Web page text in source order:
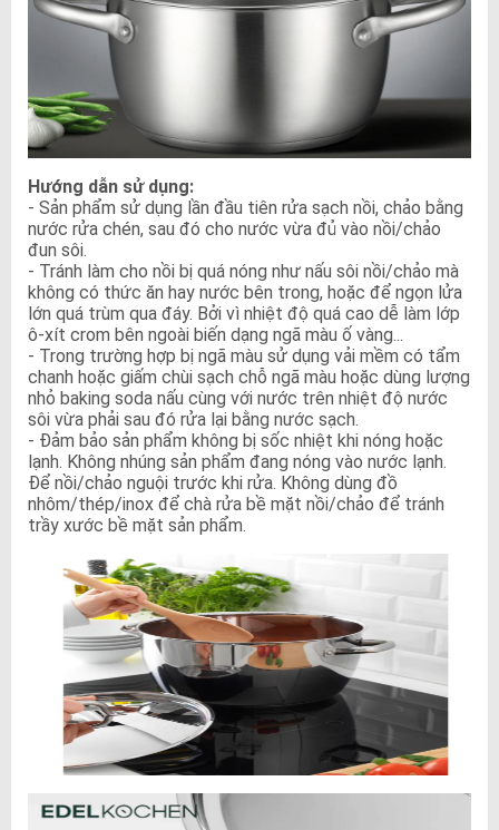
Hướng dẫn sử dụng:
- Sản phẩm sử dụng lần đầu tiên rửa sạch nồi, chảo bằng
nước rửa chén, sau đó cho nước vừa đủ vào nồi/chảo
đun sôi.
- Tránh làm cho nồi bị quá nóng như nấu sôi nồi/chảo mà
không có thức ăn hay nước bên trong, hoặc để ngọn lửa
lớn quá trùm qua đáy. Bởi vì nhiệt độ quá cao dễ làm lớp
ô-xít crom bên ngoài biến dạng ngã màu ố vàng...
- Trong trường hợp bị ngã màu sử dụng vải mềm có tẩm
chanh hoặc giấm chùi sạch chỗ ngã màu hoặc dùng lượng
nhỏ baking soda nấu cùng với nước trên nhiệt độ nước
sôi vừa phải sau đó rửa lại bằng nước sạch.
- Đảm bảo sản phẩm không bị sốc nhiệt khi nóng hoặc
lạnh. Không nhúng sản phẩm đang nóng vào nước lạnh.
Để nồi/chảo nguội trước khi rửa. Không dùng đồ
nhôm/thép/inox để chà rửa bề mặt nồi/chảo để tránh
trầy xước bề mặt sản phẩm.